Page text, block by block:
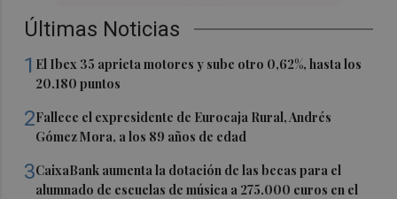
Últimas Noticias
1 El Ibex 35 aprieta motores y sube otro 0,62%, hasta los
20.180 puntos
2Fallece el expresidente de Eurocaja Rural, Andrés
Gómez Mora, a los 89 años de edad
3CaixaBank aumenta la dotación de las becas para el
alumnado de escuelas de música a 275.000 euros en el